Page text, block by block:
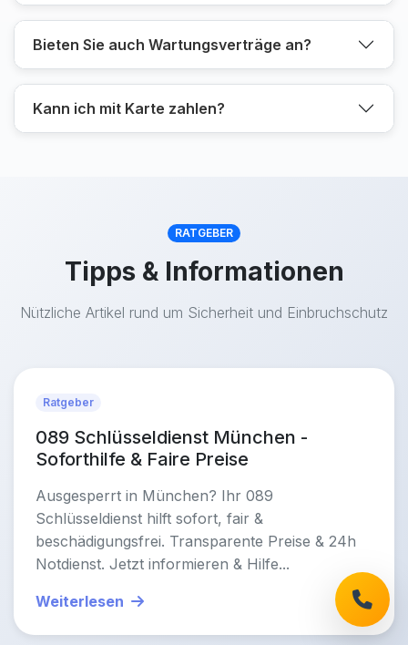
Bieten Sie auch Wartungsverträge an?
Kann ich mit Karte zahlen?
RATGEBER
Tipps & Informationen
Nützliche Artikel rund um Sicherheit und Einbruchschutz
Ratgeber
089 Schlüsseldienst München -
Soforthilfe & Faire Preise
Ausgesperrt in München? Ihr 089
Schlüsseldienst hilft sofort, fair &
beschädigungsfrei. Transparente Preise & 24h
Notdienst. Jetzt informieren & Hilfe...
Weiterlesen